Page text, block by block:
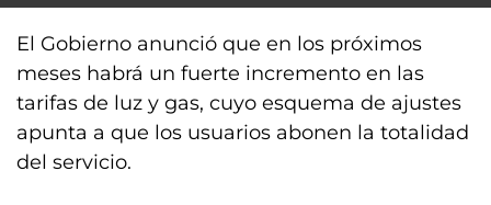
El Gobierno anunció que en los próximos
meses habrá un fuerte incremento en las
tarifas de luz y gas, cuyo esquema de ajustes
apunta a que los usuarios abonen la totalidad
del servicio.